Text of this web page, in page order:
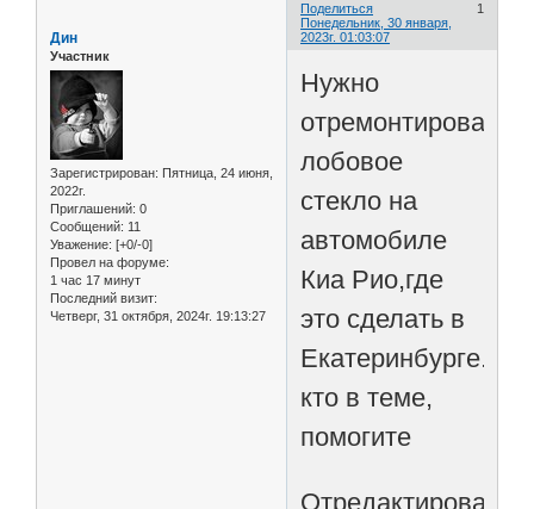
Поделиться
1
Понедельник, 30 января,
2023г. 01:03:07
Дин
Участник
Зарегистрирован: Пятница, 24 июня,
2022г.
Приглашений: 0
Сообщений: 11
Уважение: [+0/-0]
Провел на форуме:
1 час 17 минут
Последний визит:
Четверг, 31 октября, 2024г. 19:13:27
Нужно
отремонтировать
лобовое
стекло на
автомобиле
Киа Рио,где
это сделать в
Екатеринбурге.
кто в теме,
помогите
Отредактировано